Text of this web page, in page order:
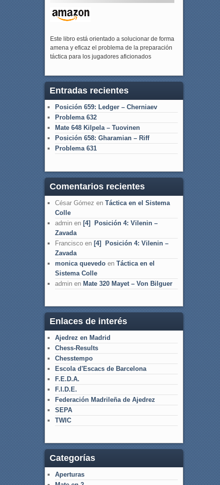
Este libro está orientado a solucionar de forma
amena y eficaz el problema de la preparación
táctica para los jugadores aficionados
Entradas recientes
Posición 659: Ledger – Cherniaev
Problema 632
Mate 648 Kilpela – Tuovinen
Posición 658: Gharamian – Riff
Problema 631
Comentarios recientes
César Gómez en Táctica en el Sistema
Colle
adminen [4] Posición 4: Vilenin –
Zavada
Franciscoen [4] Posición 4: Vilenin –
Zavada
monica quevedoen Táctica en el
Sistema Colle
adminen Mate 320 Mayet – Von Bilguer
Enlaces de interés
Ajedrez en Madrid
Chess-Results
Chesstempo
Escola d'Escacs de Barcelona
F.E.D.A.
F.I.D.E.
Federación Madrileña de Ajedrez
SEPA
TWIC
Categorías
Aperturas